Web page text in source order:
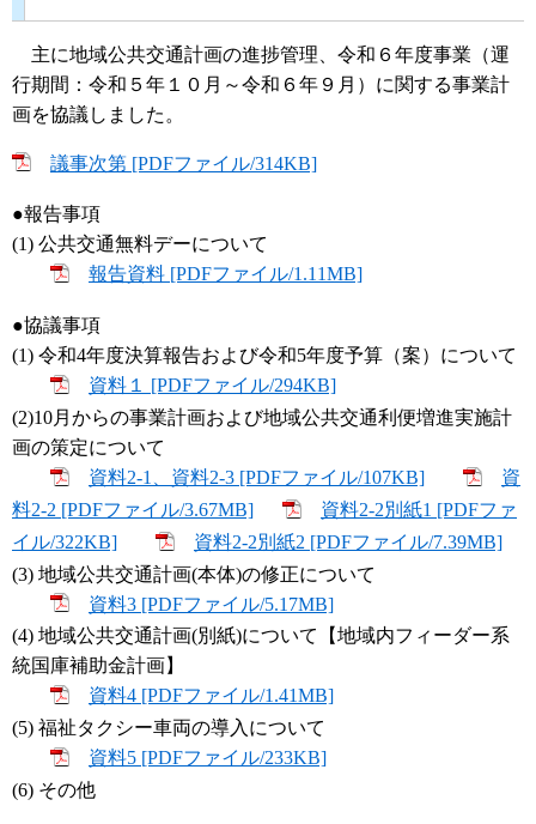
主に地域公共交通計画の進捗管理、令和６年度事業（運
行期間：令和５年１０月～令和６年９月）に関する事業計
画を協議しました。
議事次第 [PDFファイル/314KB]
●報告事項
(1) 公共交通無料デーについて
報告資料 [PDFファイル/1.11MB]
●協議事項
(1) 令和4年度決算報告および令和5年度予算（案）について
資料１ [PDFファイル/294KB]
(2)10月からの事業計画および地域公共交通利便増進実施計
画の策定について
資料2-1、資料2-3 [PDFファイル/107KB]
資
料2-2 [PDFファイル/3.67MB]
資料2-2別紙1 [PDFファ
イル/322KB]
資料2-2別紙2 [PDFファイル/7.39MB]
(3) 地域公共交通計画(本体)の修正について
資料3 [PDFファイル/5.17MB]
(4) 地域公共交通計画(別紙)について【地域内フィーダー系
統国庫補助金計画】
資料4 [PDFファイル/1.41MB]
(5) 福祉タクシー車両の導入について
資料5 [PDFファイル/233KB]
(6) その他